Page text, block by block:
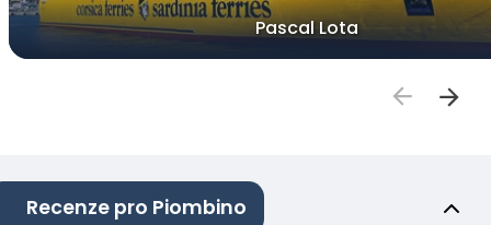
Pascal Lota
Recenze pro Piombino